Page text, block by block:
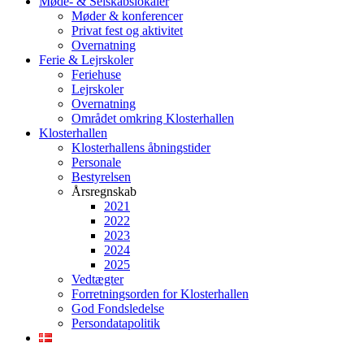
Møder & konferencer
Privat fest og aktivitet
Overnatning
Ferie & Lejrskoler
Feriehuse
Lejrskoler
Overnatning
Området omkring Klosterhallen
Klosterhallen
Klosterhallens åbningstider
Personale
Bestyrelsen
Årsregnskab
2021
2022
2023
2024
2025
Vedtægter
Forretningsorden for Klosterhallen
God Fondsledelse
Persondatapolitik